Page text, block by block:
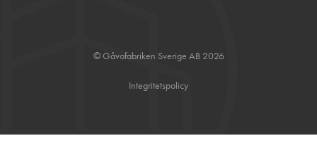
© Gåvofabriken Sverige AB 2026
Integritetspolicy